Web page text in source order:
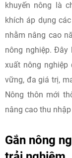
khuyến nông là
khích áp dụng
nhằm nâng cao
nông nghiệp.
xuất nông nghiệp
vững, đa giá trị,
Nông thôn mới
nâng cao thu
Gắn nông